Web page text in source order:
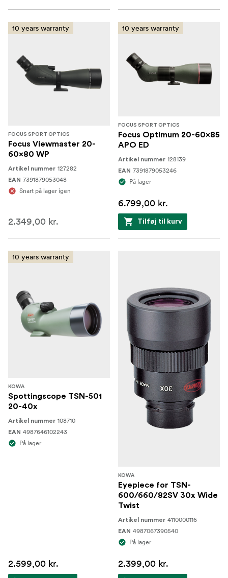
10 years warranty
FOCUS SPORT OPTICS
Focus Viewmaster 20-
60x80 WP
Artikel nummer 127282
EAN 7391879053048
Snart på lager igen
2.349,00 kr.
10 years warranty
FOCUS SPORT OPTICS
Focus Optimum 20-60x85
APO ED
Artikel nummer 128139
EAN 7391879053246
På lager
6.799,00 kr.
Tilføj til kurv
10 years warranty
KOWA
Spottingscope TSN-501
20-40x
Artikel nummer 108710
EAN 4987646102243
På lager
2.599,00 kr.
KOWA
Eyepiece for TSN-
600/660/82SV 30x Wide
Twist
Artikel nummer 4110000116
EAN 4987067390540
På lager
2.399,00 kr.